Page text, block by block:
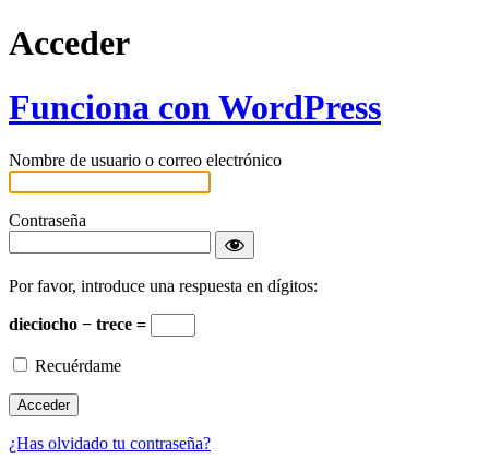
Acceder
Funciona con WordPress
Nombre de usuario o correo electrónico
Contraseña
Por favor, introduce una respuesta en dígitos:
dieciocho − trece =
Recuérdame
¿Has olvidado tu contraseña?